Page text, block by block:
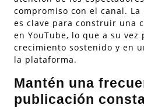
compromiso con el canal.
es clave para construir una
en YouTube, lo que a su
crecimiento sostenido y en
la plataforma.
Mantén una
publicación